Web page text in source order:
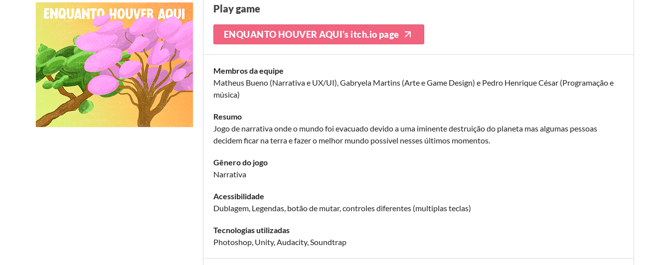
Play game
ENQUANTO HOUVER AQUI's itch.io page
Membros da equipe
Matheus Bueno (Narrativa e UX/UI), Gabryela Martins (Arte e Game Design) e Pedro Henrique César (Programação e
música)
Resumo
Jogo de narrativa onde o mundo foi evacuado devido a uma iminente destruição do planeta mas algumas pessoas
decidem ficar na terra e fazer o melhor mundo possível nesses últimos momentos.
Gênero do jogo
Narrativa
Acessibilidade
Dublagem, Legendas, botão de mutar, controles diferentes (multiplas teclas)
Tecnologias utilizadas
Photoshop, Unity, Audacity, Soundtrap